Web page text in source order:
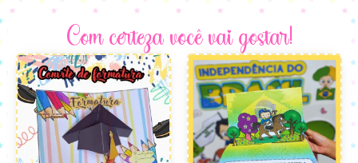
Com certeza você vai gostar!